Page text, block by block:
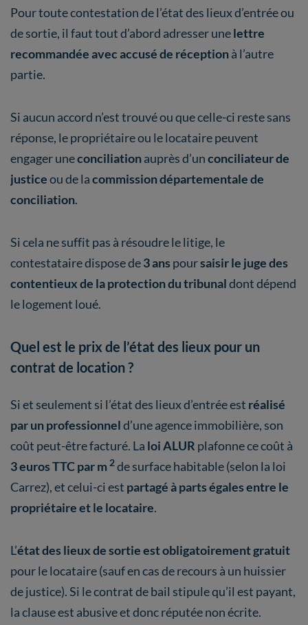
Pour toute contestation de l’état des lieux d’entrée ou
de sortie, il faut tout d’abord adresser unelettre
recommandée avec accusé de réceptionà l’autre
partie.
Si aucun accord n’est trouvé ou que celle-ci reste sans
réponse, le propriétaire ou le locataire peuvent
engager uneconciliationauprès d’unconciliateur de
justiceou de lacommission départementale de
conciliation.
Si cela ne suffit pas à résoudre le litige, le
contestataire dispose de3 ans poursaisir le juge des
contentieux de la protection du tribunaldont dépend
le logement loué.
Quel est le prix de l’état des lieux pour un
contrat de location ?
Si et seulement si l’état des lieux d’entrée est réalisé
par un professionneld’une agence immobilière, son
coût peut-être facturé. La loi ALUR plafonne ce coût à
3 euros TTC par m 2de surface habitable (selon la loi
Carrez), et celui-ci est partagé à parts égales entre le
propriétaire et le locataire.
L’état des lieux de sortie est obligatoirement gratuit
pour le locataire (sauf en cas de recours à un huissier
de justice). Si le contrat de bail stipule qu’il est payant,
la clause est abusive et donc réputée non écrite.